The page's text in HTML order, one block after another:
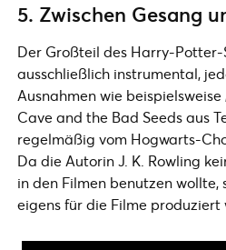
5. Zwischen Gesang
Der Großteil des Harry-
ausschließlich instrumental,
Ausnahmen wie beispielsweise
Cave and the Bad Seeds aus
regelmäßig vom Hogwarts-
Da die Autorin J. K. Rowling
in den Filmen benutzen wollte,
eigens für die Filme produziert